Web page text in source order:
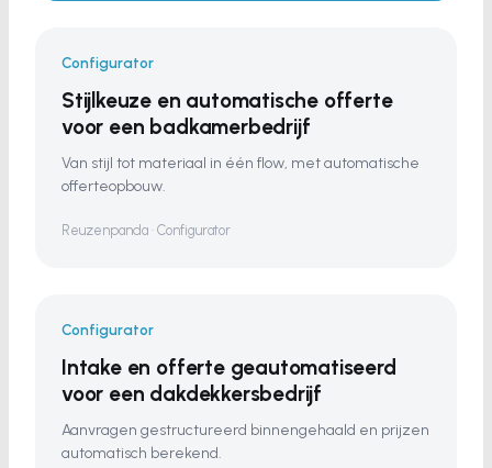
Configurator
Stijlkeuze en automatische offerte
voor een badkamerbedrijf
Van stijl tot materiaal in één flow, met automatische
offerteopbouw.
Reuzenpanda · Configurator
Configurator
Intake en offerte geautomatiseerd
voor een dakdekkersbedrijf
Aanvragen gestructureerd binnengehaald en prijzen
automatisch berekend.